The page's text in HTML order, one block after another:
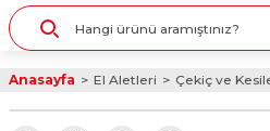
Anasayfa El Aletleri Çekiç ve